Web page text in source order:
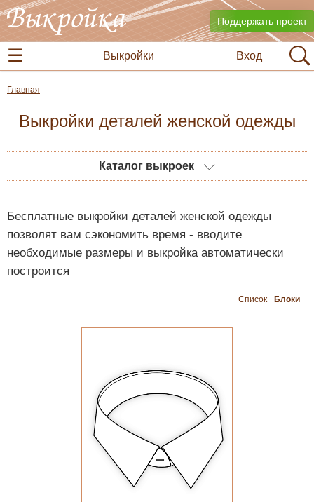
Поддержать проект
Вход
Выкройки
Главная
Выкройки деталей женской одежды
Каталог выкроек
Бесплатные выкройки деталей женской одежды
позволят вам сэкономить время - вводите
необходимые размеры и выкройка автоматически
построится
Список Блоки